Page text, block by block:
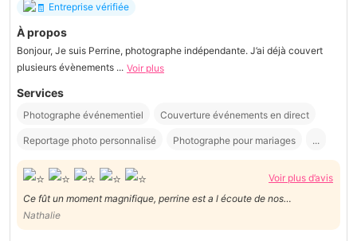
Entreprise vérifiée
À propos
Bonjour, Je suis Perrine, photographe indépendante. J’ai déjà couvert
plusieurs évènements ... Voir plus
Services
Photographe événementiel Couverture événements en direct
Reportage photo personnalisé Photographe pour mariages ...
Voir plus d’avis
Ce fût un moment magnifique, perrine est a l écoute de nos
demandes, elle a pris vraiment son temps pour qu on puisse passer un
super moment en famille, je la recommande à 200 pour 100, merci
Nathalie